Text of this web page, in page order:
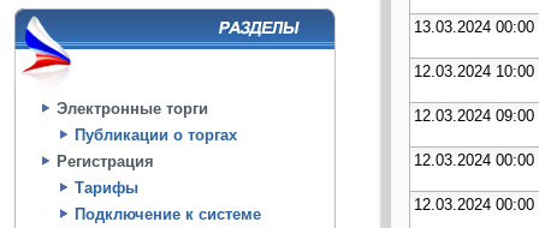
Электронные торги
Публикации о торгах
Регистрация
Тарифы
Подключение к системе
13.03.2024 00:00
12.03.2024 10:00
12.03.2024 09:00
12.03.2024 00:00
12.03.2024 00:00